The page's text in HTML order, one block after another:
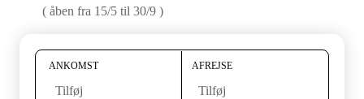
( åben fra 15/5 til 30/9 )
ANKOMST
Tilføj
AFREJSE
Tilføj